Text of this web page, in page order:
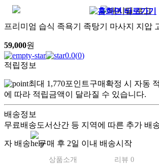
프리미엄 습식 족욕기 족탕기 마사지 지압
59,000원
0.0(0)
적립정보
최대 1,770포인트구매확정 시 자동
에 따라 적립금액이 달라질 수 있습니다.
배송정보
무료배송도서산간 등 지역에 따른 추가 배
자 배송 구매 후 2일 이내 배송시작
상품소개 리뷰 0